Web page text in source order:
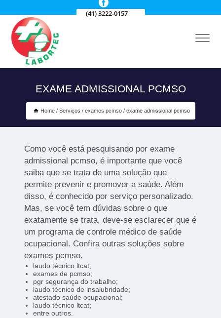
(41) 3222-0157
EXAME ADMISSIONAL PCMSO
Home Serviços exames pcmso exame admissional pcmso
Como você está pesquisando por exame
admissional pcmso, é importante que você
saiba que se trata de uma solução que
permite prevenir e promover a saúde. Além
disso, é conhecido por serviço personalizado.
Mas, se você tem dúvidas sobre o que
exatamente se trata, deve-se esclarecer que é
um programa de controle médico de saúde
ocupacional. Confira outras soluções sobre
exames pcmso.
laudo técnico ltcat;
exames de pcmso;
pgr segurança do trabalho;
laudo técnico de insalubridade;
atestado saúde ocupacional;
laudo técnico ltcat;
entre outros.